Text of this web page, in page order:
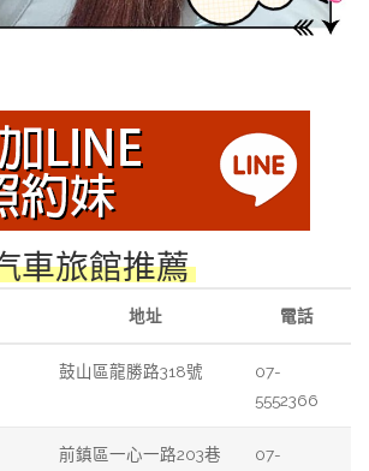
車旅館推薦
地址 電話
鼓山區龍勝路318號
07-
5552366
前鎮區一心一路203巷
07-